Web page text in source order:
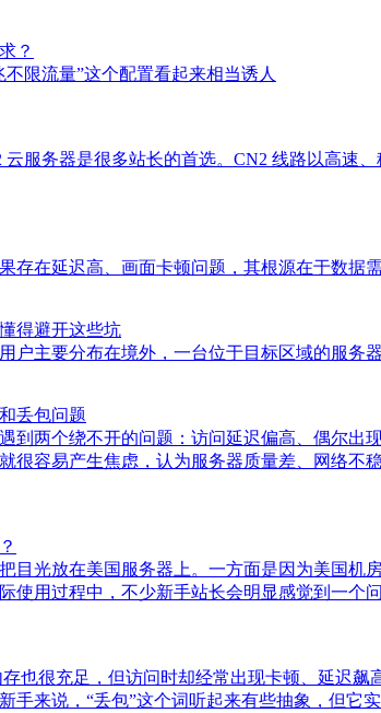
？
限流量”这个配置看起来相当诱人
服务器是很多站长的首选。CN2 线路以高速
存在延迟高、画面卡顿问题，其根源在于数据
得避开这些坑
户主要分布在境外，一台位于目标区域的服务
丢包问题
到两个绕不开的问题：访问延迟偏高、偶尔
很容易产生焦虑，认为服务器质量差、网络
目光放在美国服务器上。一方面是因为美国
使用过程中，不少新手站长会明显感觉到一
也很充足，但访问时却经常出现卡顿、延迟
手来说，“丢包”这个词听起来有些抽象，但它